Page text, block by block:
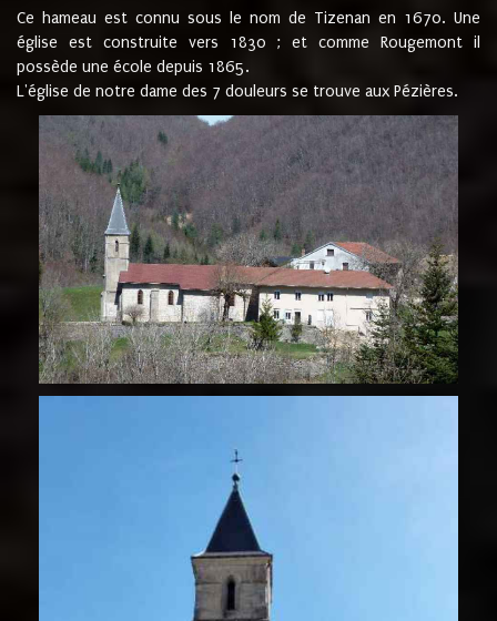
Ce hameau est connu sous le nom de Tizenan en 1670. Une
église est construite vers 1830 ; et comme Rougemont il
possède une école depuis 1865.
L'église de notre dame des 7 douleurs se trouve aux Pézières.